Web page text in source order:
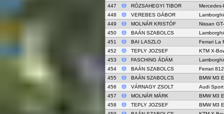
447
RÓZSAHEGYI TIBOR
448
VEREBES GÁBOR
449
MOLNÁR KRISTÓF
Nissan
450
BAÁN SZABOLCS
451
BAI LASZLO
Ferrari La
452
TEPLY JOZSEF
KTM X-
453
FASCHING ÁDÁM
454
BAÁN SZABOLCS
Ferrari
455
BAÁN SZABOLCS
BMW M3
456
VÁRNAGY ZSOLT
Audi
457
MOLNÁR MÁRK
BMW M3
458
TEPLY JOZSEF
BMW M3